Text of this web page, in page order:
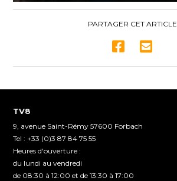
PARTAGER CET ARTICLE
TV8
9, avenue Saint-Rémy 57600 Forbach
Tel : +33 (0)3 87 84 75 55
Heures d'ouverture :
du lundi au vendredi
de 08:30 à 12:00 et de 13:30 à 17:00